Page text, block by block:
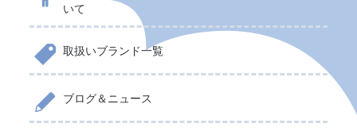
いて
取扱いブランド一覧
ブログ＆ニュース